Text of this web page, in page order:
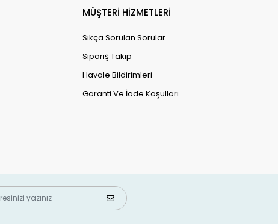
MÜŞTERİ HİZMETLERİ
Sıkça Sorulan Sorular
Sipariş Takip
Havale Bildirimleri
Garanti Ve İade Koşulları